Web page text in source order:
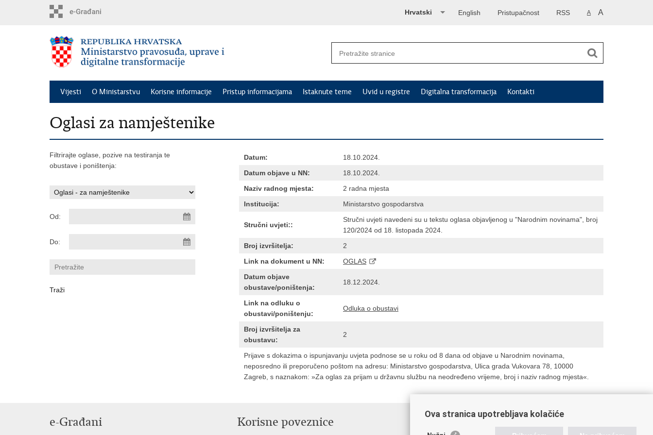
A A
RSS
Pristupačnost
English
Hrvatski
Vijesti O Ministarstvu Korisne informacije Pristup informacijama Istaknute teme Uvid u registre Digitalna transformacija Kontakti
Oglasi za namještenike
Filtrirajte oglase, pozive na testiranja te
obustave i poništenja:
Od:
Do:
Datum:
18.10.2024.
Datum objave u NN:
18.10.2024.
Naziv radnog mjesta:
2 radna mjesta
Institucija:
Ministarstvo gospodarstva
Stručni uvjeti::
Stručni uvjeti navedeni su u tekstu oglasa objavljenog u "Narodnim novinama", broj
120/2024 od 18. listopada 2024.
Broj izvršitelja:
2
Link na dokument u NN:
OGLAS
Datum objave
obustave/poništenja:
18.12.2024.
Link na odluku o
obustavi/poništenju:
Odluka o obustavi
Broj izvršitelja za
obustavu:
2
Prijave s dokazima o ispunjavanju uvjeta podnose se u roku od 8 dana od objave u Narodnim novinama,
neposredno ili preporučeno poštom na adresu: Ministarstvo gospodarstva, Ulica grada Vukovara 78, 10000
Zagreb, s naznakom: »Za oglas za prijam u državnu službu na neodređeno vrijeme, broj i naziv radnog mjesta«.
e-Građani Korisne poveznice Poveznice pravosudnog sustava
Ova stranica upotrebljava kolačiće